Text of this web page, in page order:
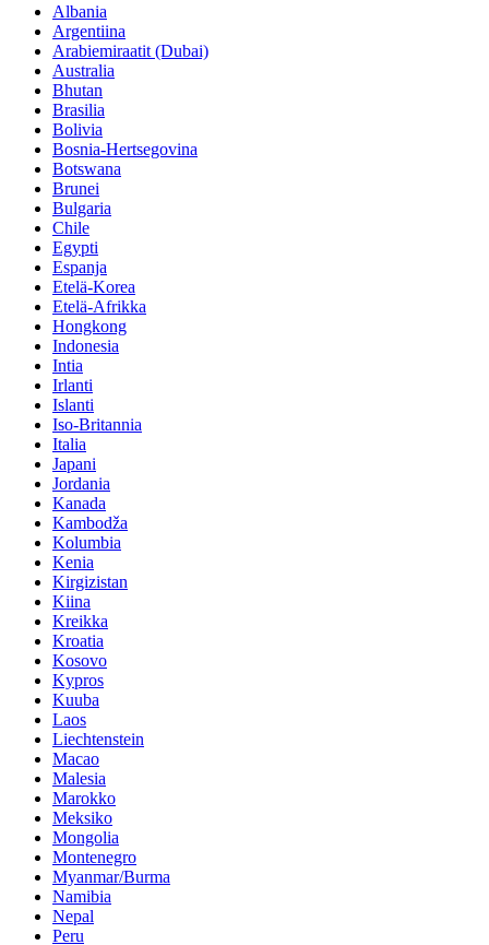
Albania
Argentiina
Arabiemiraatit (Dubai)
Australia
Bhutan
Brasilia
Bolivia
Bosnia-Hertsegovina
Botswana
Brunei
Bulgaria
Chile
Egypti
Espanja
Etelä-Korea
Etelä-Afrikka
Hongkong
Indonesia
Intia
Irlanti
Islanti
Iso-Britannia
Italia
Japani
Jordania
Kanada
Kambodža
Kolumbia
Kenia
Kirgizistan
Kiina
Kreikka
Kroatia
Kosovo
Kypros
Kuuba
Laos
Liechtenstein
Macao
Malesia
Marokko
Meksiko
Mongolia
Montenegro
Myanmar/Burma
Namibia
Nepal
Peru